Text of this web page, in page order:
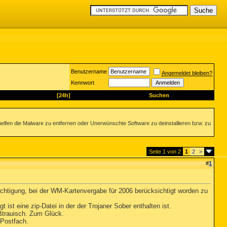
Benutzername
Angemeldet bleiben?
Kennwort
[24h] Suchen
die Malware zu entfernen oder Unerwünschte Software zu deinstallieren bzw. zu
Seite 1 von 2 1 2
>
#1
bei der WM-Kartenvergabe für 2006 berücksichtigt worden zu
ist eine zip-Datei in der der Trojaner Sober enthalten ist.
Zum Glück.